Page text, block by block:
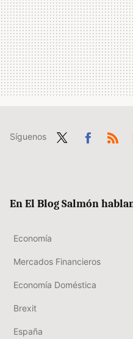
Síguenos
En El Blog Salmón
Economía
Mercados Financieros
Economía Doméstica
Brexit
España